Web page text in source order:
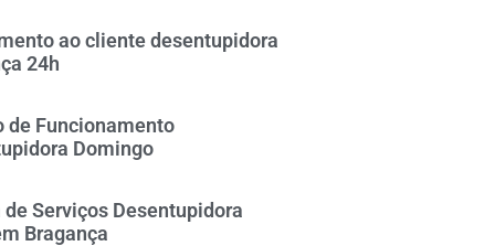
ao cliente desentupidora
24h
de Funcionamento
Domingo
de Serviços Desentupidora
Bragança